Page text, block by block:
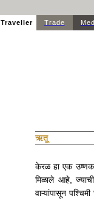
Traveller Trade
ऋतू
केरळ हा एक
मिळाले आहे,
वाऱ्यांपासून